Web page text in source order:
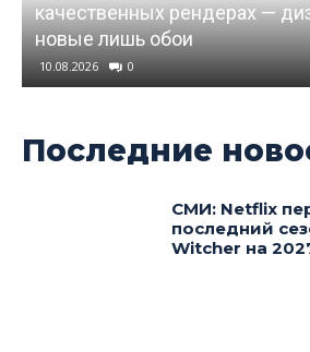
качественных рендерах —
новые лишь обои
10.08.2026 0
Последние
СМИ: Netflix
последний
Witcher на